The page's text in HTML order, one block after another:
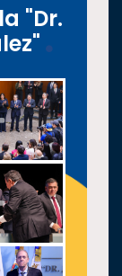
"Dr.